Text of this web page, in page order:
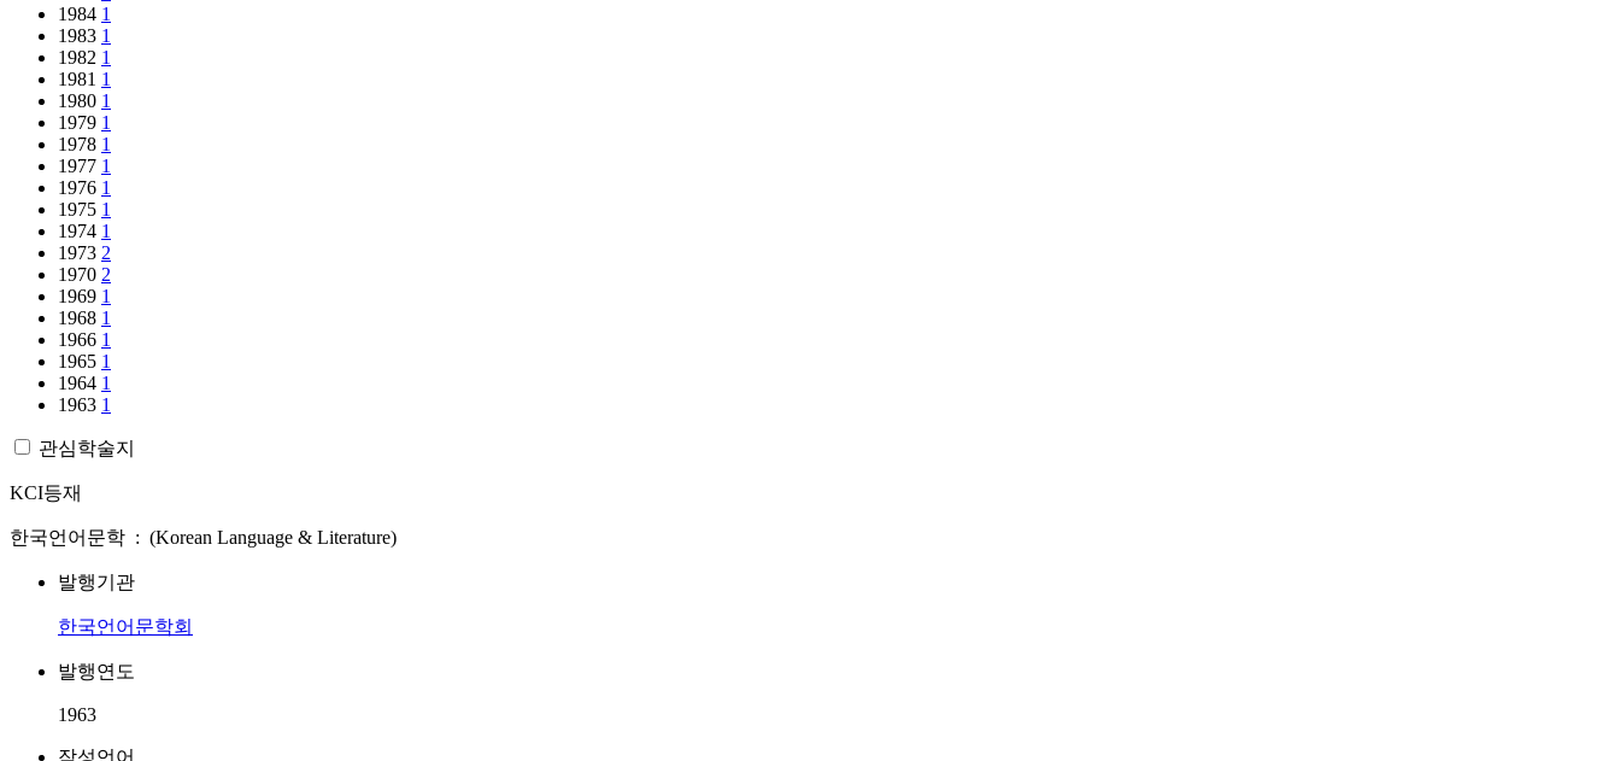
1984 1
1983 1
1982 1
1981 1
1980 1
1979 1
1978 1
1977 1
1976 1
1975 1
1974 1
1973 2
1970 2
1969 1
1968 1
1966 1
1965 1
1964 1
1963 1
관심학술지
KCI등재
한국언어문학 : (Korean Language & Literature)
발행기관
한국언어문학회
발행연도
1963
작성언어